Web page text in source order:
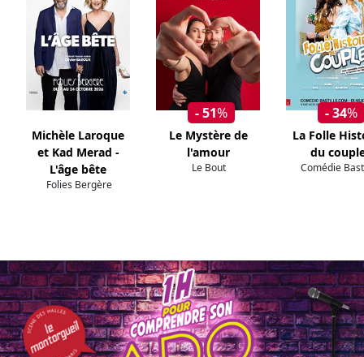
Michèle Laroque
et Kad Merad -
L'âge bête
Folies Bergère
- 51%
Le Mystère de
l'amour
Le Bout
- 34%
La Folle
du
Comédie